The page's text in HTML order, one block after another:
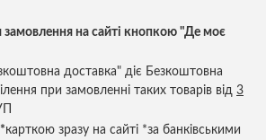
замовлення на сайті кнопкою "Де моє
доставка" діє Безкоштовна
при замовленні таких товарів від 3
*карткою зразу на сайті *за банківськими